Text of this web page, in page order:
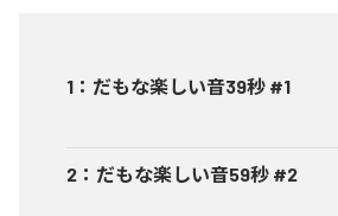
1 ： だもな楽しい音39秒 #1
2 ： だもな楽しい音59秒 #2